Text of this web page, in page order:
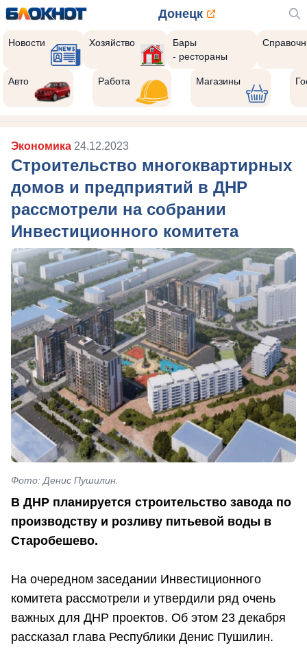
Донецк
Новости Хозяйство
Бары
- рестораны
Авто Работа Магазины
Экономика 24.12.2023
Строительство многоквартирных
домов и предприятий в ДНР
рассмотрели на собрании
Инвестиционного комитета
Фото: Денис Пушилин.
В ДНР планируется строительство завода по
производству и розливу питьевой воды в
Старобешево.
На очередном заседании Инвестиционного
комитета рассмотрели и утвердили ряд очень
важных для ДНР проектов. Об этом 23 декабря
рассказал глава Республики Денис Пушилин.